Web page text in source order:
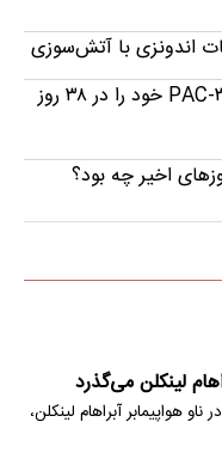
اندونزی با آتش‌سوزی
عربستان ۲۴۰۰ فروند از موشک‌های PAC-۳ خود را در ۳۸ روز
اخیر چه بود؟
لینکلن می‌گذرد
هواپیمابر آبراهام لینکلن،